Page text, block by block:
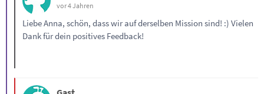
vor 4 Jahren
Liebe Anna, schön, dass wir auf derselben Mission sind! :) Vielen
Dank für dein positives Feedback!